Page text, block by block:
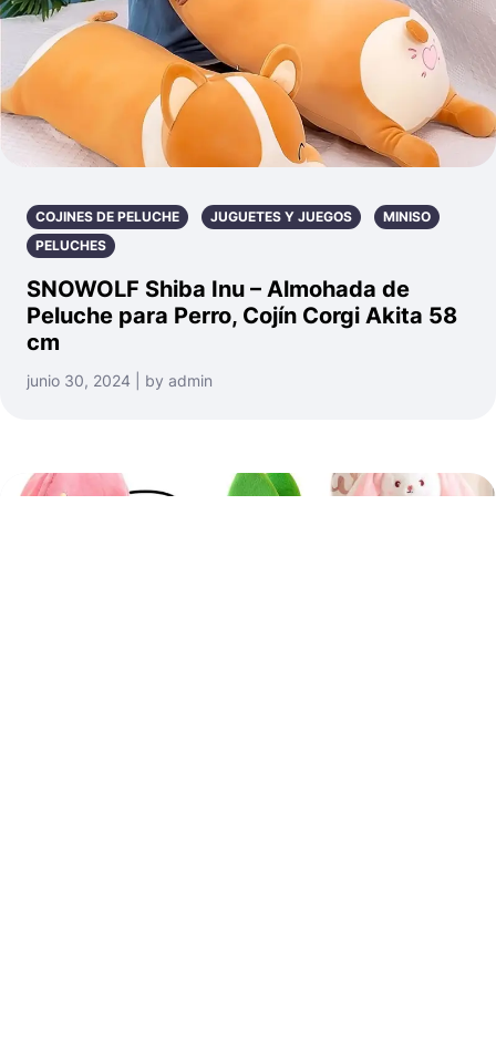
COJINES DE PELUCHE JUGUETES Y JUEGOS
MINISO
PELUCHES
SNOWOLF Shiba Inu – Almohada de
Peluche para Perro, Cojín Corgi Akita 58
cm
junio 30, 2024 | by admin